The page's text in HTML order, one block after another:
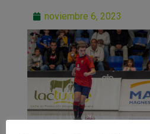
noviembre 6, 2023